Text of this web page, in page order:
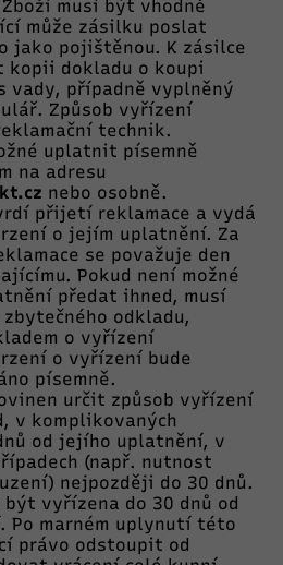
musí být vhodně
může zásilku poslat
jako pojištěnou. K zásilce
dokladu o koupi
vady, případně vyplněný
Způsob vyřízení
technik.
uplatnit písemně
na adresu
nebo osobně.
přijetí reklamace a vydá
o jejím uplatnění. Za
se považuje den
Pokud není možné
předat ihned, musí
odkladu,
o vyřízení
o vyřízení bude
písemně.
určit způsob vyřízení
v komplikovaných
od jejího uplatnění, v
(např. nutnost
nejpozději do 30 dnů.
být vyřízena do 30 dnů od
Po marném uplynutí této
právo odstoupit od